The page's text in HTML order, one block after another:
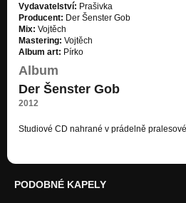
Vydavatelství: Prašivka
Producent: Der Šenster Gob
Mix: Vojtěch
Mastering: Vojtěch
Album art: Pírko
Album
Der Šenster Gob
2012
Studiové CD nahrané v prádelně
PODOBNÉ KAPELY